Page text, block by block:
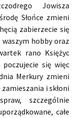
Jowisza
Słońce zmieni
zabierzecie się
hobby oraz
rano Księżyc
się więc
Merkury zmieni
i skłoni
szczególnie
całe